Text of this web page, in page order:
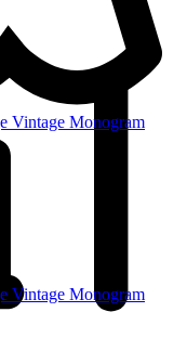
Vintage Monogram
Vintage Monogram